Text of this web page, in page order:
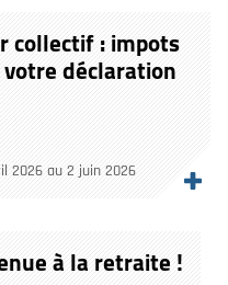
collectif : impots
déclaration
2026 au 2 juin 2026
à la retraite !